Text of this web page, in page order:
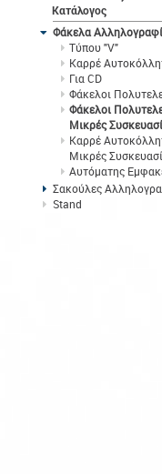
Κατάλογος
Φάκελα
Τύπου "V"
Καρρέ
Για CD
Φάκελοι
Φάκελοι
Μικρές
Καρρέ
Μικρές
Αυτόματης
Σακούλες
Stand